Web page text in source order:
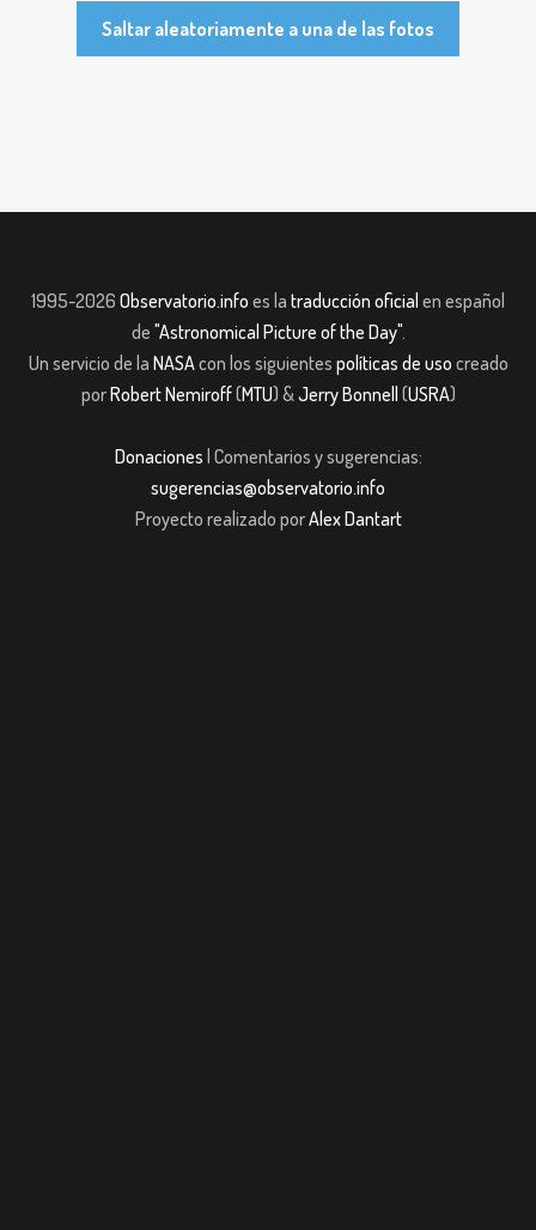
Saltar aleatoriamente a una de las fotos
1995-2026 Observatorio.info es la traducción oficial en español
de "Astronomical Picture of the Day".
Un servicio de la NASAcon los siguientes políticas de uso creado
porRobert Nemiroff(MTU) &Jerry Bonnell (USRA)
Donaciones | Comentarios y sugerencias:
sugerencias@observatorio.info
Proyecto realizado porAlex Dantart